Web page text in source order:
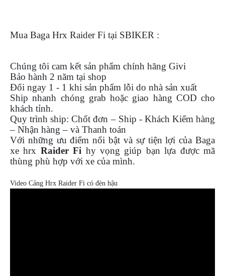
Mua Baga Hrx Raider Fi tại SBIKER :
Chúng tôi cam kết sản phẩm chính hãng Givi
Bảo hành 2 năm tại shop
Đổi ngay 1 - 1 khi sản phẩm lỗi do nhà sản xuất
Ship nhanh chóng grab hoặc giao hàng COD cho
khách tỉnh.
Quy trình ship: Chốt đơn – Ship - Khách Kiểm hàng
– Nhận hàng – và Thanh toán
Với những ưu điểm nổi bật và sự tiện lợi của Baga
xe hrx Raider Fi hy vọng giúp bạn lựa được mã
thùng phù hợp với xe của mình.
Video Cảng Hrx Raider Fi có đèn hậu